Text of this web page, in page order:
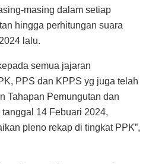
masing dalam setiap
hingga perhitungan suara
lalu.
semua jajaran
PPS dan KPPS yg juga telah
Tahapan Pemungutan dan
14 Febuari 2024,
pleno rekap di tingkat PPK”,